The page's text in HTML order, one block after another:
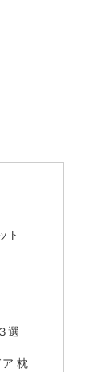
ト
選
ア 枕